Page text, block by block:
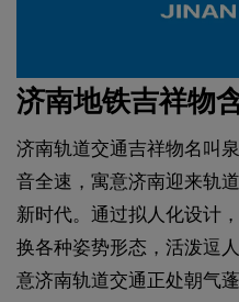
济南地铁吉祥物
济南轨道交通吉祥物名叫
音全速，寓意济南迎来轨
新时代。通过拟人化设计
换各种姿势形态，活泼逗
意济南轨道交通正处朝气